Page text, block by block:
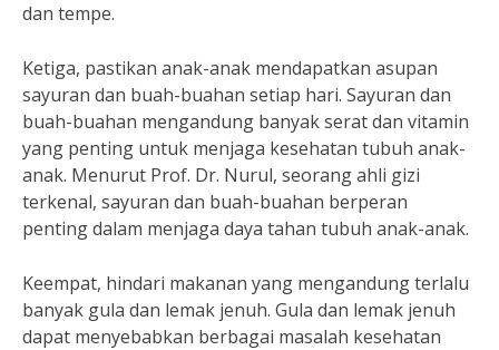
dan tempe.
Ketiga, pastikan anak-anak mendapatkan asupan
sayuran dan buah-buahan setiap hari. Sayuran dan
buah-buahan mengandung banyak serat dan vitamin
yang penting untuk menjaga kesehatan tubuh anak-
anak. Menurut Prof. Dr. Nurul, seorang ahli gizi
terkenal, sayuran dan buah-buahan berperan
penting dalam menjaga daya tahan tubuh anak-anak.
Keempat, hindari makanan yang mengandung terlalu
banyak gula dan lemak jenuh. Gula dan lemak jenuh
dapat menyebabkan berbagai masalah kesehatan